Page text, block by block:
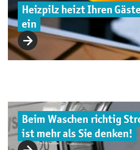
Heizpilz heizt Ihren
ein
Beim Waschen richtig
ist mehr als Sie denken!